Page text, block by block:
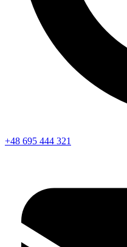
+48 695 444 321